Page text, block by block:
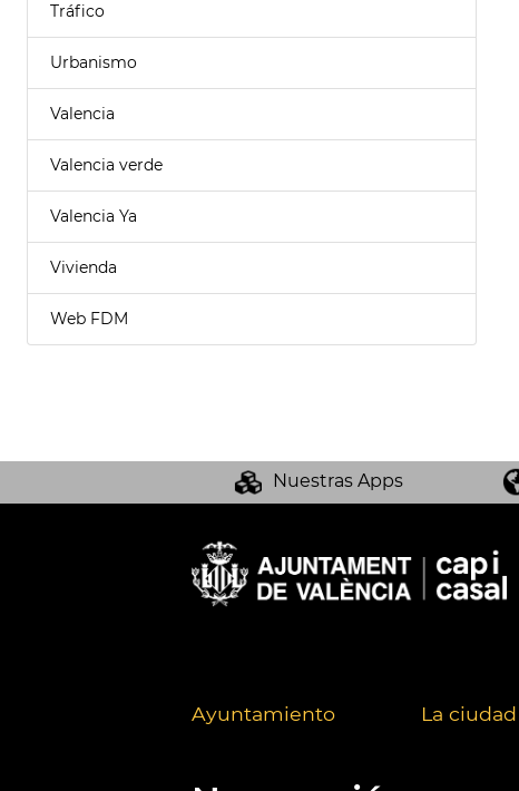
Tráfico
Urbanismo
Valencia
Valencia verde
Valencia Ya
Vivienda
Web FDM
Nuestras Apps
Ayuntamiento La ciudad